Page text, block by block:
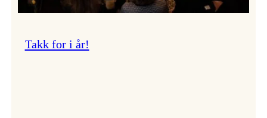
Takk for i år!